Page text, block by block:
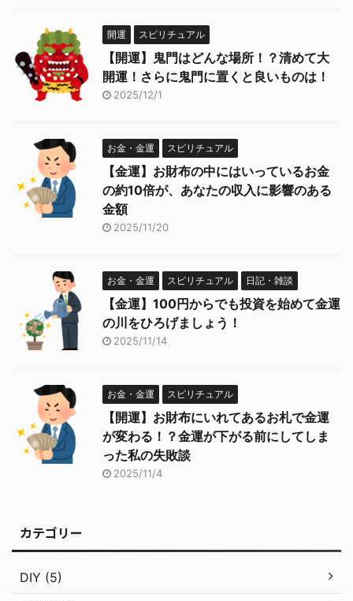
開運 スピリチュアル
【開運】鬼門はどんな場所！？清めて大
開運！さらに鬼門に置くと良いものは！
2025/12/1
お金・金運 スピリチュアル
【金運】お財布の中にはいっているお金
の約10倍が、あなたの収入に影響のある
金額
2025/11/20
お金・金運 スピリチュアル 日記・雑談
【金運】100円からでも投資を始めて金運
の川をひろげましょう！
2025/11/14
お金・金運 スピリチュアル
【開運】お財布にいれてあるお札で金運
が変わる！？金運が下がる前にしてしま
った私の失敗談
2025/11/4
カテゴリー
DIY (5)